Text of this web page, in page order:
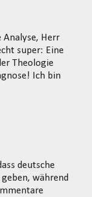
Analyse, Herr
super: Eine
Theologie
Ich bin
deutsche
während